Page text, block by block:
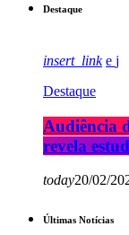
Destaque
insert_link
Destaque
Audiência
revela
today20/02/
Últimas Notícias